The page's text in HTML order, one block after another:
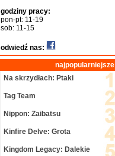
godziny pracy:
pon-pt: 11-19
sob: 11-15
odwiedź nas:
najpopularniejsze
Na skrzydłach: Ptaki
Tag Team
Nippon: Zaibatsu
Kinfire Delve: Grota
Kingdom Legacy: Dalekie